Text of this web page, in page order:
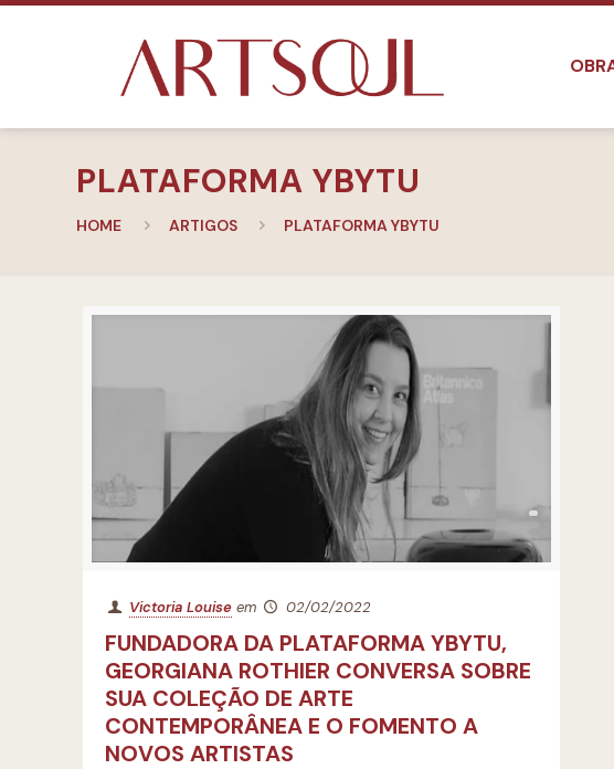
PLATAFORMA YBYTU
HOME ARTIGOS PLATAFORMA YBYTU
Victoria Louise em 02/02/2022
FUNDADORA DA PLATAFORMA YBYTU,
GEORGIANA ROTHIER CONVERSA SOBRE
SUA COLEÇÃO DE ARTE
CONTEMPORÂNEA E O FOMENTO A
NOVOS ARTISTAS